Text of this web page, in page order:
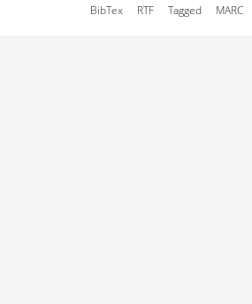
BibTex RTF Tagged MARC